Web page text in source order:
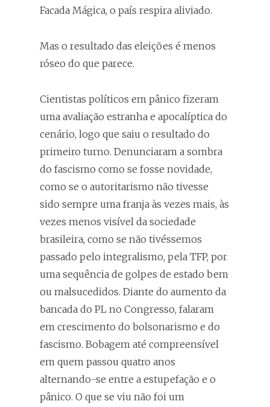
Facada Mágica, o país respira aliviado.
Mas o resultado das eleições é menos
róseo do que parece.
Cientistas políticos em pânico fizeram
uma avaliação estranha e apocalíptica do
cenário, logo que saiu o resultado do
primeiro turno. Denunciaram a sombra
do fascismo como se fosse novidade,
como se o autoritarismo não tivesse
sido sempre uma franja às vezes mais, às
vezes menos visível da sociedade
brasileira, como se não tivéssemos
passado pelo integralismo, pela TFP, por
uma sequência de golpes de estado bem
ou malsucedidos. Diante do aumento da
bancada do PL no Congresso, falaram
em crescimento do bolsonarismo e do
fascismo. Bobagem até compreensível
em quem passou quatro anos
alternando-se entre a estupefação e o
pânico. O que se viu não foi um